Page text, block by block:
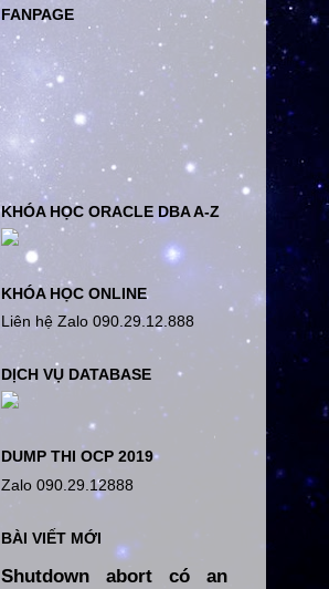
FANPAGE
KHÓA HỌC ORACLE DBA A-Z
KHÓA HỌC ONLINE
Liên hệ Zalo 090.29.12.888
DỊCH VỤ DATABASE
DUMP THI OCP 2019
Zalo 090.29.12888
BÀI VIẾT MỚI
Shutdown abort có an